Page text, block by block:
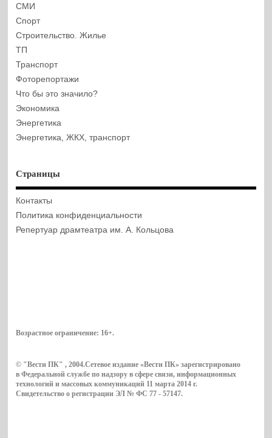
СМИ
Спорт
Строительство. Жилье
ТП
Транспорт
Фоторепортажи
Что бы это значило?
Экономика
Энергетика
Энергетика, ЖКХ, транспорт
Страницы
Контакты
Политика конфиденциальности
Репертуар драмтеатра им. А. Кольцова
Возрастное ограничение: 16+.
© "Вести ПК" , 2004.Сетевое издание «Вести ПК» зарегистрировано
в Федеральной службе по надзору в сфере связи, информационных
технологий и массовых коммуникаций 11 марта 2014 г.
Свидетельство о регистрации ЭЛ № ФС 77 - 57147.